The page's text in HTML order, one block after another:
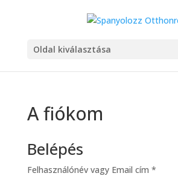
Oldal kiválasztása
A fiókom
Belépés
Felhasználónév vagy Email cím *